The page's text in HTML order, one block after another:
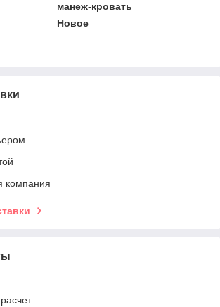
манеж-кровать
Новое
компания